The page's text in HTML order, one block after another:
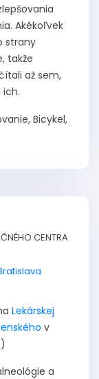
Akékoľvek
strany
takže
až sem,
Bicykel,
CENTRA
Lekárskej
v
a